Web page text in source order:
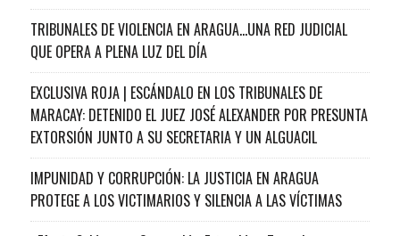
TRIBUNALES DE VIOLENCIA EN ARAGUA…UNA RED JUDICIAL
QUE OPERA A PLENA LUZ DEL DÍA
EXCLUSIVA ROJA | ESCÁNDALO EN LOS TRIBUNALES DE
MARACAY: DETENIDO EL JUEZ JOSÉ ALEXANDER POR PRESUNTA
EXTORSIÓN JUNTO A SU SECRETARIA Y UN ALGUACIL
IMPUNIDAD Y CORRUPCIÓN: LA JUSTICIA EN ARAGUA
PROTEGE A LOS VICTIMARIOS Y SILENCIA A LAS VÍCTIMAS